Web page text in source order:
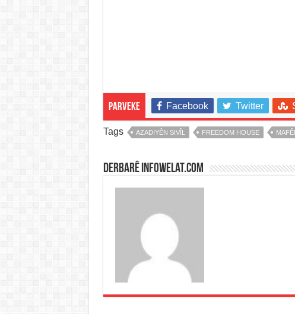
Parveke Facebook Twitter
Tags AZADIYÊN SIVÎL FREEDOM HOUSE
Derbarê infowelat.com